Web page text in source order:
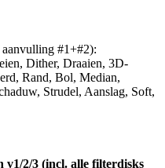
#1+#2):
Dither, Draaien, 3D-
Rand, Bol, Median,
Strudel, Aanslag, Soft,
v1/2/3 (incl. alle filterdisks